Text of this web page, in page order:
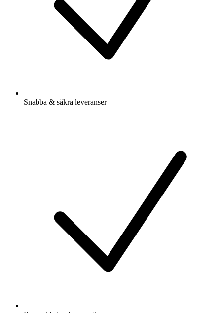
Snabba & säkra leveranser